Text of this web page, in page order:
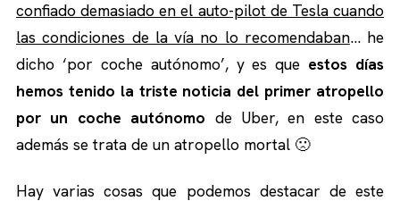
confiado demasiado en el auto-pilot de Tesla cuando
las condiciones de la vía no lo recomendaban… he
dicho ‘por coche autónomo’, y es que estos días
hemos tenido la triste noticia del primer atropello
por un coche autónomo de Uber, en este caso
además se trata de un atropello mortal 🙁
Hay varias cosas que podemos destacar de este